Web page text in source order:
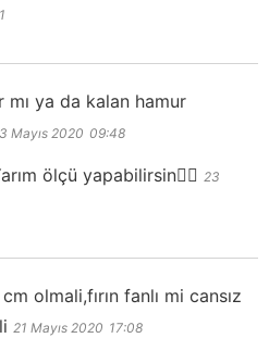
mı ya da kalan hamur
Mayıs 2020 09:48
ölçü yapabilirsin👍🏻 23
olmali,fırın fanlı mi cansız
21 Mayıs 2020 17:08